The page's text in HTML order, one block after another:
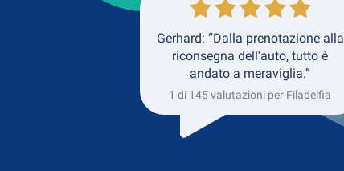
Gerhard: “Dalla prenotazione alla
riconsegna dell'auto, tutto è
andato a meraviglia.”
1 di 145 valutazioni per Filadelfia